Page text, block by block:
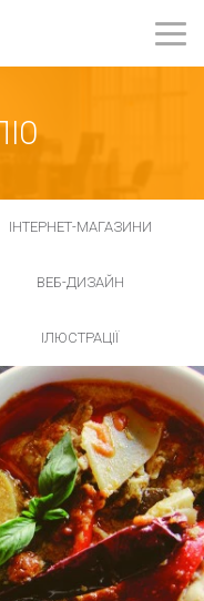
ІНТЕРНЕТ-МАГАЗИНИ
ВЕБ-ДИЗАЙН
ІЛЮСТРАЦІЇ
РОБІТ